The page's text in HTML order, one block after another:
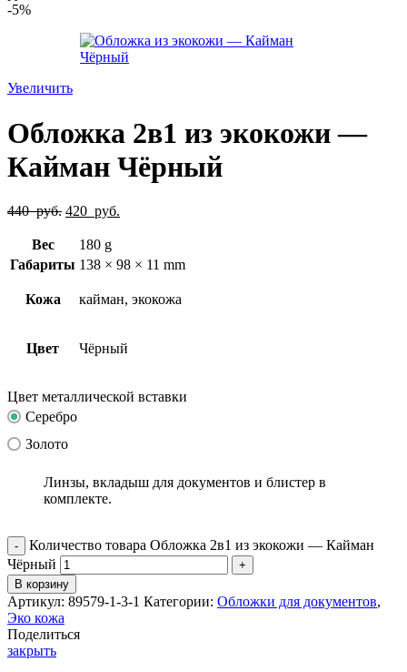
-5%
Увеличить
Обложка 2в1 из экокожи —
Кайман Чёрный
440руб. 420 руб.
Вес
180 g
Габариты 138 × 98 × 11 mm
Кожа кайман, экокожа
Цвет Чёрный
Цвет металлической вставки
Серебро
Золото
Линзы, вкладыш для документов и блистер в
комплекте.
Количество товара Обложка 2в1 из экокожи — Кайман
Чёрный
В корзину
Артикул: 89579-1-3-1 Категории: Обложки для документов,
Эко кожа
Поделиться
закрыть